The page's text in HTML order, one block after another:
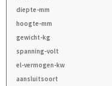
diepte-mm
hoogte-mm
gewicht-kg
spanning-volt
el-vermogen-kw
aansluitsoort